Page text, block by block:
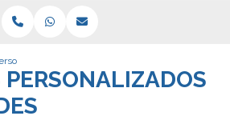
brindes
PERSONALIZADOS